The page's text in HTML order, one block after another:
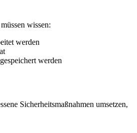
wissen:
werden
werden
Sicherheitsmaßnahmen umsetzen,